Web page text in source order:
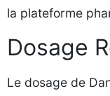
la plateforme
Dosage
Le dosage de